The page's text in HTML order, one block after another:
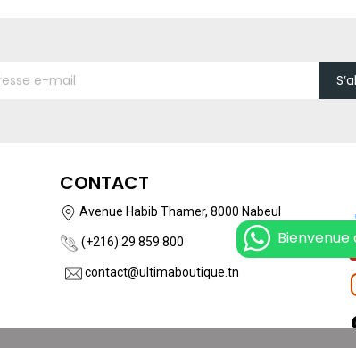
CONTACT
Avenue Habib Thamer, 8000 Nabeul
(+216) 29 859 800
contact@ultimaboutique.tn